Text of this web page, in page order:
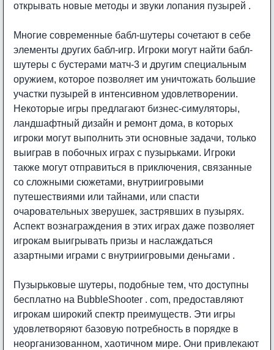
открывать новые методы и звуки лопания пузырей .
Многие современные бабл-шутеры сочетают в себе
элементы других бабл-игр. Игроки могут найти бабл-
шутеры с бустерами матч-3 и другим специальным
оружием, которое позволяет им уничтожать большие
участки пузырей в интенсивном удовлетворении.
Некоторые игры предлагают бизнес-симуляторы,
ландшафтный дизайн и ремонт дома, в которых
игроки могут выполнить эти основные задачи, только
выиграв в побочных играх с пузырьками. Игроки
также могут отправиться в приключения, связанные
со сложными сюжетами, внутриигровыми
путешествиями или тайнами, или спасти
очаровательных зверушек, застрявших в пузырях.
Аспект вознаграждения в этих играх даже позволяет
игрокам выигрывать призы и наслаждаться
азартными играми с внутриигровыми деньгами .
Пузырьковые шутеры, подобные тем, что доступны
бесплатно на BubbleShooter . com, предоставляют
игрокам широкий спектр преимуществ. Эти игры
удовлетворяют базовую потребность в порядке в
неорганизованном, хаотичном мире. Они привлекают